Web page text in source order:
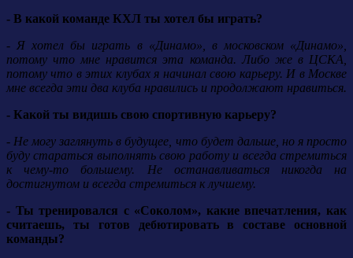
- В какой команде КХЛ ты хотел бы играть?
- Я хотел бы играть в «Динамо», в московском «Динамо»,
потому что мне нравится эта команда. Либо же в ЦСКА,
потому что в этих клубах я начинал свою карьеру. И в Москве
мне всегда эти два клуба нравились и продолжают нравиться.
- Какой ты видишь свою спортивную карьеру?
- Не могу заглянуть в будущее, что будет дальше, но я просто
буду стараться выполнять свою работу и всегда стремиться
к чему-то большему. Не останавливаться никогда на
достигнутом и всегда стремиться к лучшему.
- Ты тренировался с «Соколом», какие впечатления, как
считаешь, ты готов дебютировать в составе основной
команды?